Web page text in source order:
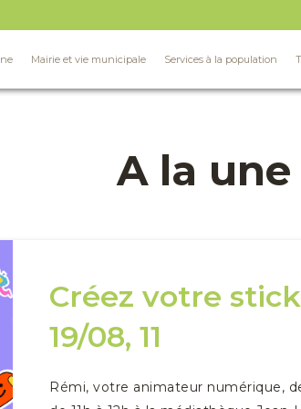
Mairie et vie municipale Services à la population
Mairie et vie municipale Services à la population
A la une
Créez votre
19/08, 11
Rémi, votre animateur numérique,